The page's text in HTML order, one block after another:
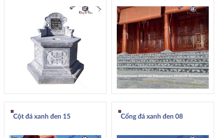
Cột đá xanh đen 15 Cổng đá xanh đen 08